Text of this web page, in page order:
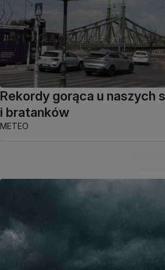
Rekordy gorąca u naszych
i bratanków
METEO